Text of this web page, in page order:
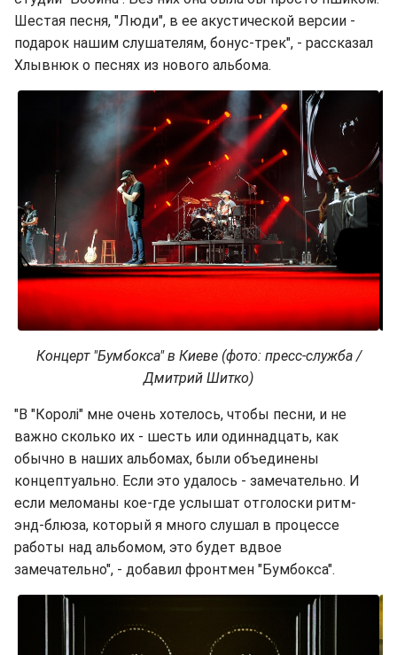
Шестая песня, "Люди", в ее акустической версии -
подарок нашим слушателям, бонус-трек", - рассказал
Хлывнюк о песнях из нового альбома.
Концерт "Бумбокса" в Киеве (фото: пресс-служба /
Дмитрий Шитко)
"В "Королі" мне очень хотелось, чтобы песни, и не
важно сколько их - шесть или одиннадцать, как
обычно в наших альбомах, были объединены
концептуально. Если это удалось - замечательно. И
если меломаны кое-где услышат отголоски ритм-
энд-блюза, который я много слушал в процессе
работы над альбомом, это будет вдвое
замечательно", - добавил фронтмен "Бумбокса".